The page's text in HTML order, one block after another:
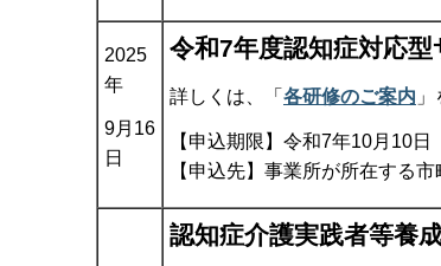
2025
年
9月16
日
令和7年度認知症対応
詳しくは、「 各研修のご案内
【申込期限】令和7年10月10日
【申込先】事業所が所在する
認知症介護実践者等養